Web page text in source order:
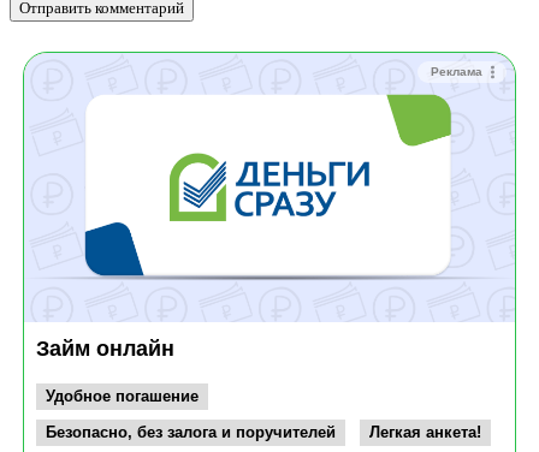
Реклама
Займ онлайн
Удобное погашение
Безопасно, без залога и поручителей
Легкая анкета!